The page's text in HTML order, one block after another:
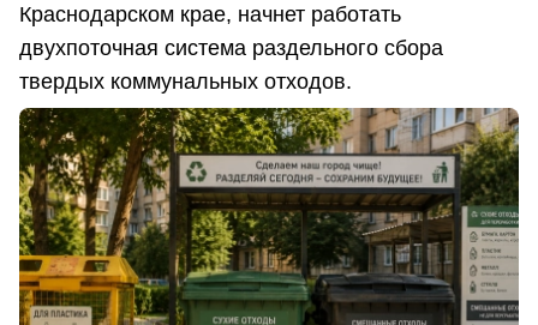
Краснодарском крае, начнет работать
двухпоточная система раздельного сбора
твердых коммунальных отходов.